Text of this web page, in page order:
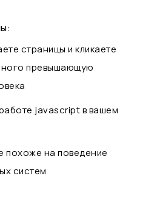
страницы и кликаете
превышающую
javascript в вашем
похоже на поведение
систем